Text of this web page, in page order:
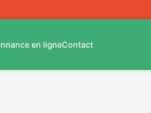
en ligneContact